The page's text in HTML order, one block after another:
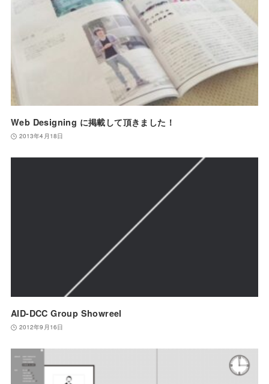
Web Designing に掲載して頂きました！
2013年4月18日
AID-DCC Group Showreel
2012年9月16日